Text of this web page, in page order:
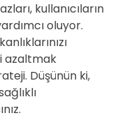
kullanıcıların
oluyor.
azaltmak
Düşünün ki,